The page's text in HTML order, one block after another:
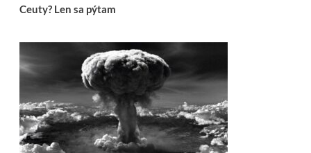
Ceuty? Len sa pýtam